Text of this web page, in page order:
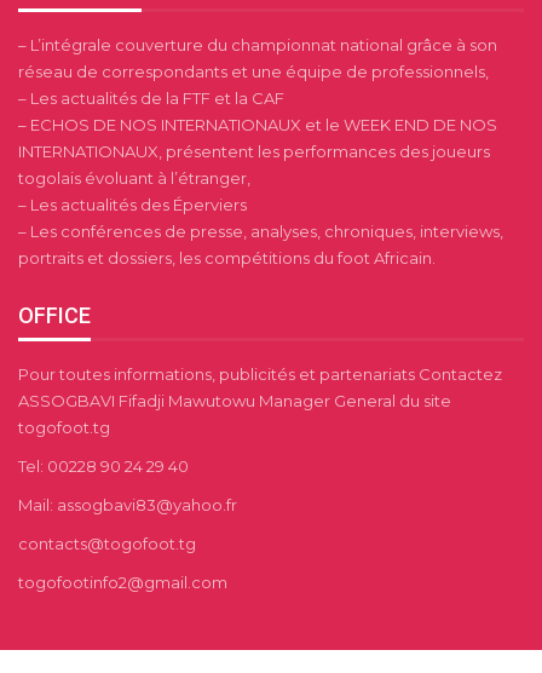
– L’intégrale couverture du championnat national grâce à son
réseau de correspondants et une équipe de professionnels,
– Les actualités de la FTF et la CAF
– ECHOS DE NOS INTERNATIONAUX et le WEEK END DE NOS
INTERNATIONAUX, présentent les performances des joueurs
togolais évoluant à l’étranger,
– Les actualités des Éperviers
– Les conférences de presse, analyses, chroniques, interviews,
portraits et dossiers, les compétitions du foot Africain.
OFFICE
Pour toutes informations, publicités et partenariats Contactez
ASSOGBAVI Fifadji Mawutowu Manager General du site
togofoot.tg
Tel: 00228 90 24 29 40
Mail: assogbavi83@yahoo.fr
contacts@togofoot.tg
togofootinfo2@gmail.com